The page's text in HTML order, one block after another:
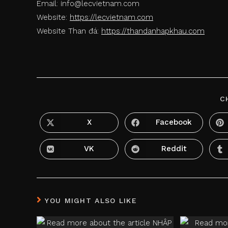
Email: info@lecvietnam.com
Website: https://lecvietnam.com
Website Than đá: https://thandanhapkhau.com
Opens
in
a
new
window
X
Opens
in
a
new
window
Facebook
Opens
in
window
VK
Opens
in
window
Reddit
YOU MIGHT ALSO LIKE